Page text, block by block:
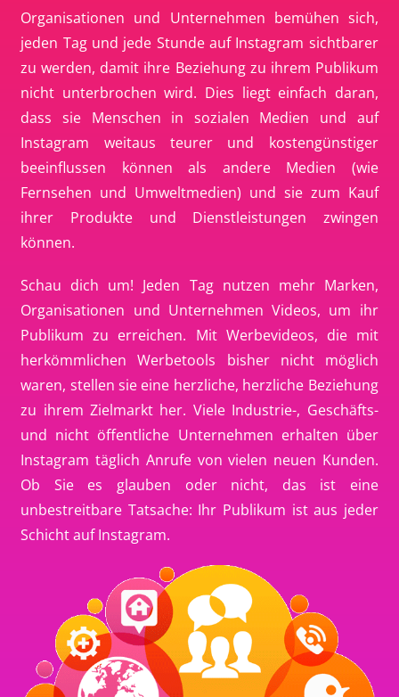
Organisationen und Unternehmen bemühen sich,
jeden Tag und jede Stunde auf Instagram sichtbarer
zu werden, damit ihre Beziehung zu ihrem Publikum
nicht unterbrochen wird. Dies liegt einfach daran,
dass sie Menschen in sozialen Medien und auf
Instagram weitaus teurer und kostengünstiger
beeinflussen können als andere Medien (wie
Fernsehen und Umweltmedien) und sie zum Kauf
ihrer Produkte und Dienstleistungen zwingen
können.
Schau dich um! Jeden Tag nutzen mehr Marken,
Organisationen und Unternehmen Videos, um ihr
Publikum zu erreichen. Mit Werbevideos, die mit
herkömmlichen Werbetools bisher nicht möglich
waren, stellen sie eine herzliche, herzliche Beziehung
zu ihrem Zielmarkt her. Viele Industrie-, Geschäfts-
und nicht öffentliche Unternehmen erhalten über
Instagram täglich Anrufe von vielen neuen Kunden.
Ob Sie es glauben oder nicht, das ist eine
unbestreitbare Tatsache: Ihr Publikum ist aus jeder
Schicht auf Instagram.